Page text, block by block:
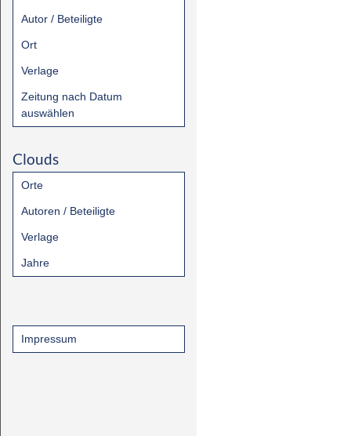
Autor / Beteiligte
Ort
Verlage
Zeitung nach Datum
auswählen
Clouds
Orte
Autoren / Beteiligte
Verlage
Jahre
Impressum